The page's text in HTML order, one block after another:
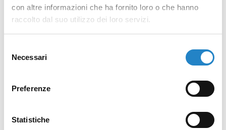
con altre informazioni che ha fornito loro o che hanno
raccolto dal suo utilizzo dei loro servizi.
delNecessari
Preferenze
Statistiche